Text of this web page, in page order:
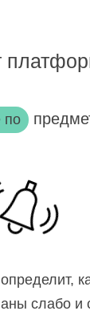
по
слабо и